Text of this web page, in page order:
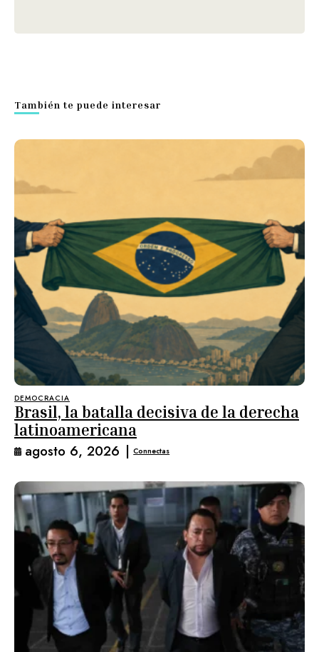
También te puede interesar
DEMOCRACIA
Brasil, la batalla decisiva de la derecha
latinoamericana
agosto 6, 2026 | Connectas